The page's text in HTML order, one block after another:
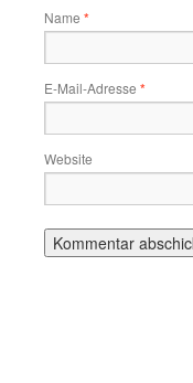
Name *
E-Mail-Adresse *
Website